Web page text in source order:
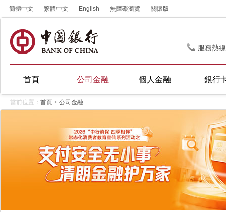
簡體中文 繁體中文 English 無障礙瀏覽 關懷版
服務熱
首頁 公司金融 個人金融 銀行
當前位置： 首頁 > 公司金融